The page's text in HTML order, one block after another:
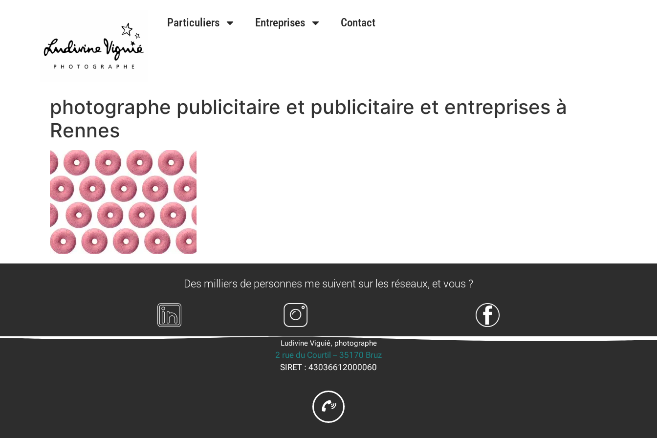
Particuliers Entreprises Contact
photographe publicitaire et publicitaire et entreprises à
Rennes
Des milliers de personnes me suivent sur les réseaux, et vous ?
Ludivine Viguié, photographe
2 rue du Courtil – 35170 Bruz
SIRET : 43036612000060